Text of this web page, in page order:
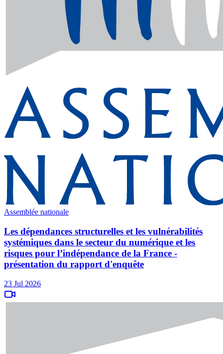
Assemblée nationale
Les dépendances structurelles et les vulnérabilités
systémiques dans le secteur du numérique et les
risques pour l’indépendance de la France -
présentation du rapport d'enquête
23 Jul 2026